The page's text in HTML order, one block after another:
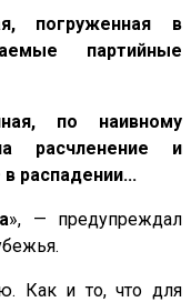
погруженная в
партийные
по наивному
расчленение и
распадении...
», — предупреждал
Как и то, что для